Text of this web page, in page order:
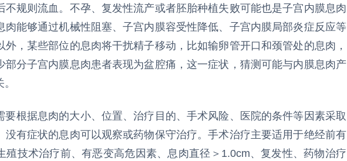
不规则流血。不孕、复发性流产或者胚胎种植失败可能也是子宫内膜息肉
肉能够通过机械性阻塞、子宫内膜容受性降低、子宫内膜局部炎症反应等
，某些部位的息肉将干扰精子移动，比如输卵管开口和颈管处的息肉，
部分子宫内膜息肉患者表现为盆腔痛，这一症状，猜测可能与内膜息肉产
据息肉的大小、位置、治疗目的、手术风险、医院的条件等因素采取
没有症状的息肉可以观察或药物保守治疗。手术治疗主要适用于绝经前有
殖技术治疗前、有恶变高危因素、息肉直径＞1.0cm、复发性、药物治疗